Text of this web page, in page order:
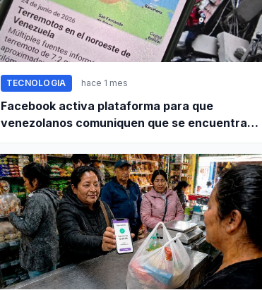
TECNOLOGIA hace 1 mes
Facebook activa plataforma para que
venezolanos comuniquen que se encuentran